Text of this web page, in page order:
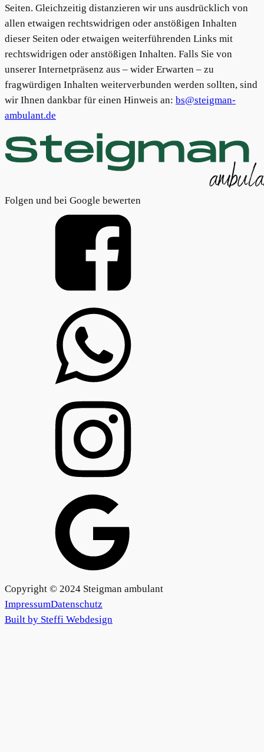
Seiten. Gleichzeitig distanzieren wir uns ausdrücklich von
allen etwaigen rechtswidrigen oder anstößigen Inhalten
dieser Seiten oder etwaigen weiterführenden Links mit
rechtswidrigen oder anstößigen Inhalten. Falls Sie von
unserer Internetpräsenz aus – wider Erwarten – zu
fragwürdigen Inhalten weiterverbunden werden sollten, sind
wir Ihnen dankbar für einen Hinweis an: bs@steigman-
ambulant.de
Folgen und bei Google bewerten
Copyright © 2024 Steigman ambulant
ImpressumDatenschutz
Built by Steffi Webdesign